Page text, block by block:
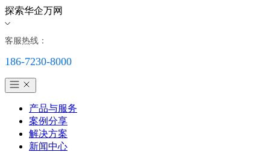
探索华企万网
客服热线：
186-7230-8000
产品与服务
案例分享
解决方案
新闻中心